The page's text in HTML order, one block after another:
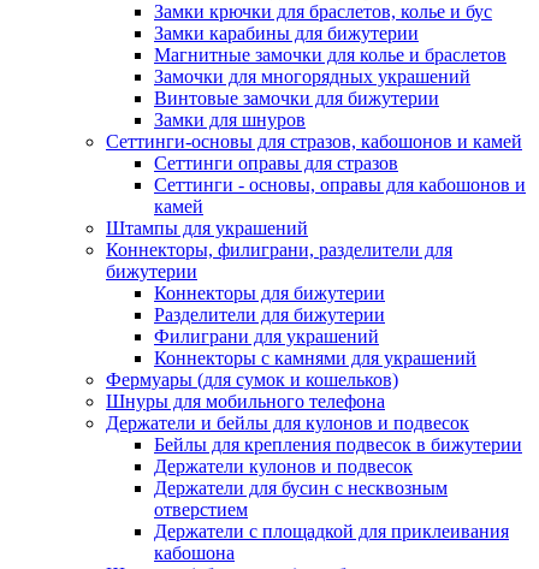
Замки крючки для браслетов, колье и бус
Замки карабины для бижутерии
Магнитные замочки для колье и браслетов
Замочки для многорядных украшений
Винтовые замочки для бижутерии
Замки для шнуров
Сеттинги-основы для стразов, кабошонов и камей
Сеттинги оправы для стразов
Сеттинги - основы, оправы для кабошонов и
камей
Штампы для украшений
Коннекторы, филиграни, разделители для
бижутерии
Коннекторы для бижутерии
Разделители для бижутерии
Филиграни для украшений
Коннекторы с камнями для украшений
Фермуары (для сумок и кошельков)
Шнуры для мобильного телефона
Держатели и бейлы для кулонов и подвесок
Бейлы для крепления подвесок в бижутерии
Держатели кулонов и подвесок
Держатели для бусин с несквозным
отверстием
Держатели с площадкой для приклеивания
кабошона